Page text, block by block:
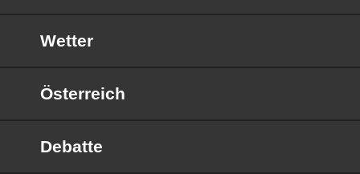
Wetter
Österreich
Debatte